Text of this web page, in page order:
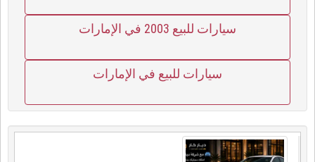
سيارات للبيع 2003 في الإمارات
سيارات للبيع في الإمارات